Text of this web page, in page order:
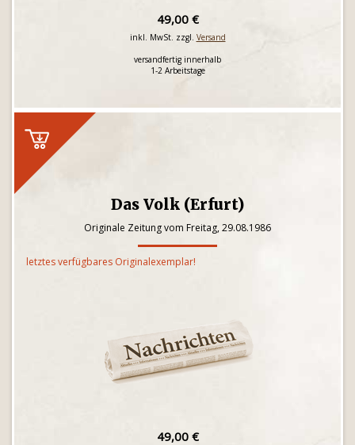
49,00 €
inkl. MwSt. zzgl. Versand
versandfertig innerhalb
1-2 Arbeitstage
Das Volk (Erfurt)
Originale Zeitung vom Freitag, 29.08.1986
letztes verfügbares Originalexemplar!
49,00 €